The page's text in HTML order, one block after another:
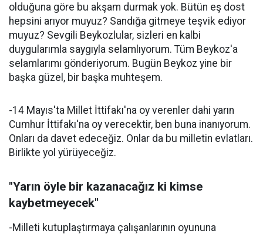
olduğuna göre bu akşam durmak yok. Bütün eş dost
hepsini arıyor muyuz? Sandığa gitmeye teşvik ediyor
muyuz? Sevgili Beykozlular, sizleri en kalbi
duygularımla saygıyla selamlıyorum. Tüm Beykoz'a
selamlarımı gönderiyorum. Bugün Beykoz yine bir
başka güzel, bir başka muhteşem.
-14 Mayıs'ta Millet İttifakı'na oy verenler dahi yarın
Cumhur İttifakı'na oy verecektir, ben buna inanıyorum.
Onları da davet edeceğiz. Onlar da bu milletin evlatları.
Birlikte yol yürüyeceğiz.
"Yarın öyle bir kazanacağız ki kimse
kaybetmeyecek"
-Milleti kutuplaştırmaya çalışanlarının oyununa